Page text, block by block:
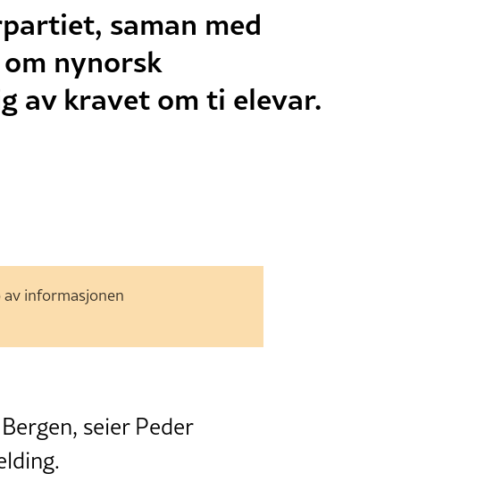
saman med
nynorsk
av kravet om ti elevar.
av informasjonen
seier Peder